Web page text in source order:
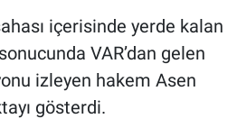
içerisinde yerde kalan
VAR’dan gelen
izleyen hakem Asen
gösterdi.